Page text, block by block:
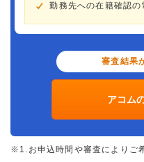
勤務先への在籍確認の
審査結果
アコム
※1.お申込時間や審査によりご